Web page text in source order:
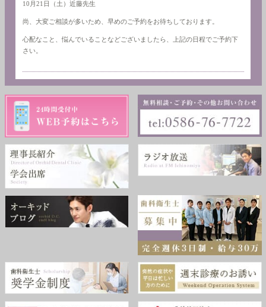
10月21日（土）近藤先生
尚、大変ご相談が多いため、早めのご予約をお待ちしております。
心配なこと、悩んでいることなどございましたら、上記の日程でご予約下
さい。